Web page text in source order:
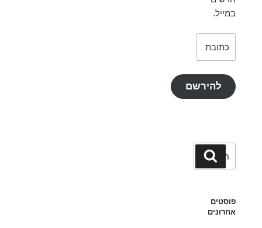
במייל.
דואר
להירשם
חפש: חיפוש
פוסטים
אחרונים